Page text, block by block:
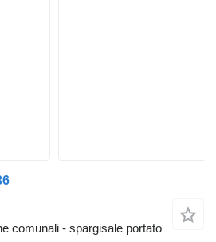
comunali - spargisale portato